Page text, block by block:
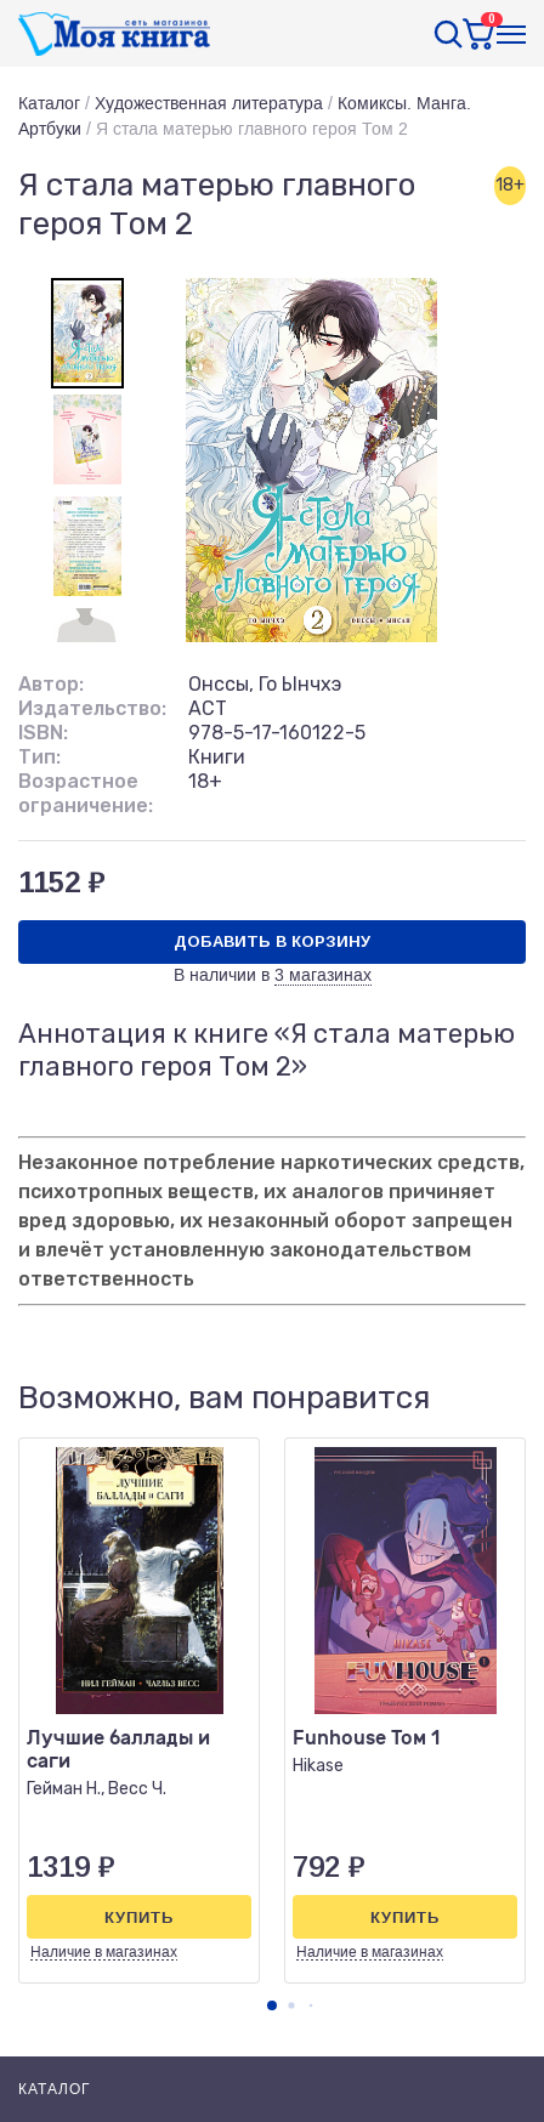
0
Каталог / Художественная литература / Комиксы. Манга.
Артбуки / Я стала матерью главного героя Том 2
Я стала матерью главного
героя Том 2
18+
Автор:
Онссы, Го Ынчхэ
Издательство:
АСТ
ISBN:
978-5-17-160122-5
Тип:
Книги
Возрастное
ограничение:
18+
1152 ₽
ДОБАВИТЬ В КОРЗИНУ
В наличии в 3 магазинах
Аннотация к книге «Я стала матерью
главного героя Том 2»
Незаконное потребление наркотических средств,
психотропных веществ, их аналогов причиняет
вред здоровью, их незаконный оборот запрещен
и влечёт установленную законодательством
ответственность
Возможно, вам понравится
Лучшие баллады и
саги
Гейман Н., Весс Ч.
1319 ₽
Наличие в магазинах
КУПИТЬ
Funhouse Том 1
Hikase
792 ₽
Наличие в магазинах
КУПИТЬ
КАТАЛОГ